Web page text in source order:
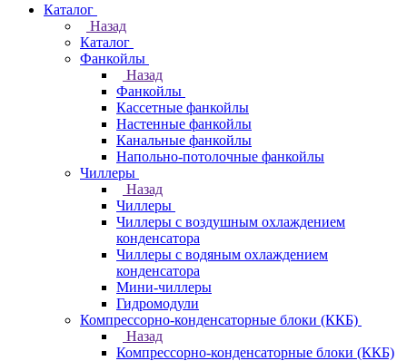
Каталог
Назад
Каталог
Фанкойлы
Назад
Фанкойлы
Кассетные фанкойлы
Настенные фанкойлы
Канальные фанкойлы
Напольно-потолочные фанкойлы
Чиллеры
Назад
Чиллеры
Чиллеры с воздушным охлаждением
конденсатора
Чиллеры с водяным охлаждением
конденсатора
Мини-чиллеры
Гидромодули
Компрессорно-конденсаторные блоки (ККБ)
Назад
Компрессорно-конденсаторные блоки (ККБ)